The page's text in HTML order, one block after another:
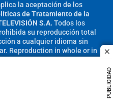
PUBLICIDAD
la aceptación de los
de Tratamiento de la
S.A. Todos los
su reproducción total
a cualquier idioma sin
Reproduction in whole or in